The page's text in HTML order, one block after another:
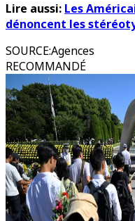
Lire aussi: Les
dénoncent les
SOURCE:Agences
RECOMMANDÉ